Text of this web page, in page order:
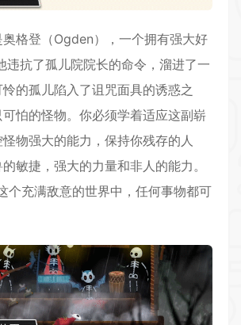
格登（Ogden），一个拥有强大好
违抗了孤儿院院长的命令，溜进了一
的孤儿陷入了诅咒面具的诱惑之
怕的怪物。你必须学着适应这副崭
物强大的能力，保持你残存的人
敏捷，强大的力量和非人的能力。
个充满敌意的世界中，任何事物都可